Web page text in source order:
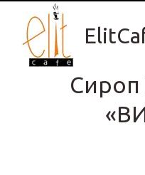
Сироп